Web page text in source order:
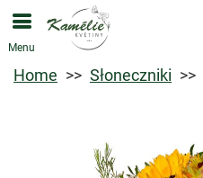
Menu
Home Słoneczniki